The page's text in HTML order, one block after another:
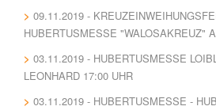
09.11.2019 -
HUBERTUSMESSE "WALOSAKREUZ"
03.11.2019 - HUBERTUSMESSE
LEONHARD 17:00 UHR
03.11.2019 - HUBERTUSMESSE -